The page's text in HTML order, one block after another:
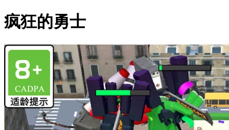
疯狂的勇士